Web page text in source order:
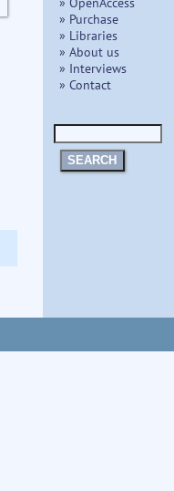
» Purchase
» Libraries
» About us
» Interviews
» Contact
SEARCH